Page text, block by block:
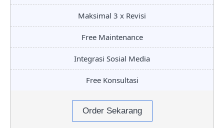
Maksimal 3 x Revisi
Free Maintenance
Integrasi Sosial Media
Free Konsultasi
Order Sekarang